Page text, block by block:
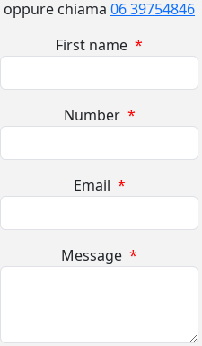
oppure chiama 06 39754846
First name *
Number *
Email *
Message *